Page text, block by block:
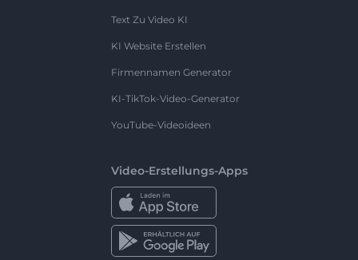
Text Zu Video KI
KI Website Erstellen
Firmennamen Generator
KI-TikTok-Video-Generator
YouTube-Videoideen
Video-Erstellungs-Apps